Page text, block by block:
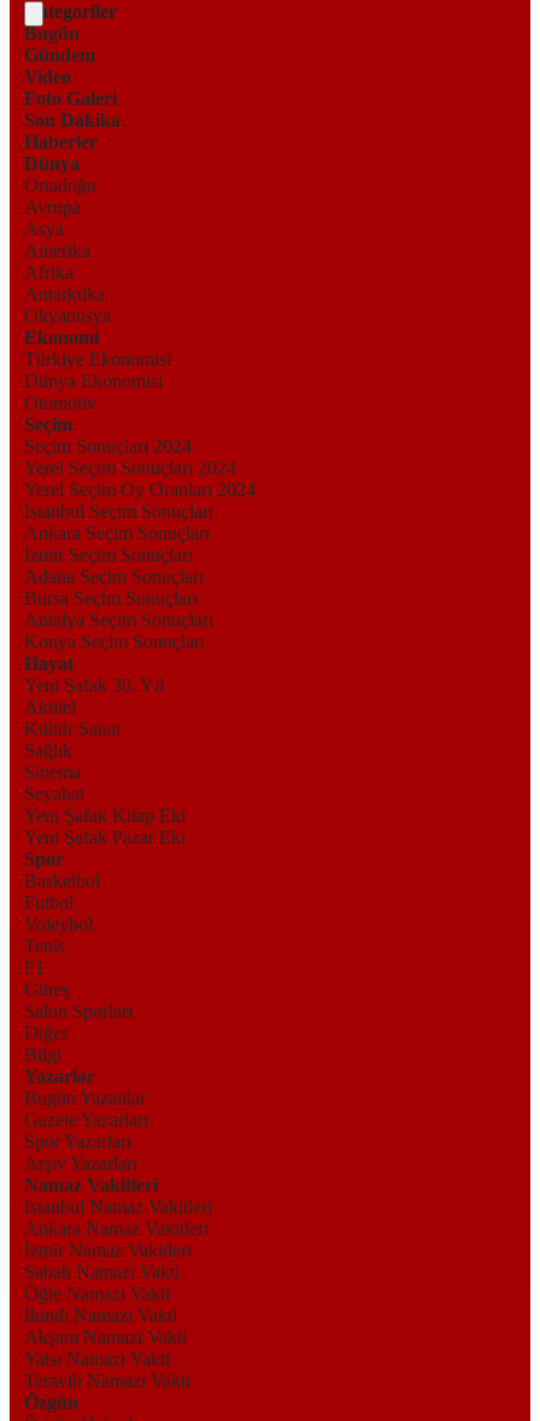
Kategoriler
Bugün
Gündem
Video
Foto Galeri
Son Dakika
Haberler
Dünya
Ortadoğu
Avrupa
Asya
Amerika
Afrika
Antarktika
Okyanusya
Ekonomi
Türkiye Ekonomisi
Dünya Ekonomisi
Otomotiv
Seçim
Seçim Sonuçları 2024
Yerel Seçim Sonuçları 2024
Yerel Seçim Oy Oranları 2024
İstanbul Seçim Sonuçları
Ankara Seçim Sonuçları
İzmir Seçim Sonuçları
Adana Seçim Sonuçları
Bursa Seçim Sonuçları
Antalya Seçim Sonuçları
Konya Seçim Sonuçları
Hayat
Yeni Şafak 30. Yıl
Aktüel
Kültür Sanat
Sağlık
Sinema
Seyahat
Yeni Şafak Kitap Eki
Yeni Şafak Pazar Eki
Spor
Basketbol
Futbol
Voleybol
Tenis
F1
Güreş
Salon Sporları
Diğer
Bilgi
Yazarlar
Bugün Yazanlar
Gazete Yazarları
Spor Yazarları
Arşiv Yazarları
Namaz Vakitleri
İstanbul Namaz Vakitleri
Ankara Namaz Vakitleri
İzmir Namaz Vakitleri
Sabah Namazı Vakti
Öğle Namazı Vakti
İkindi Namazı Vakti
Akşam Namazı Vakti
Yatsı Namazı Vakti
Teravih Namazı Vakti
Özgün